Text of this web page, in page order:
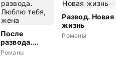
После
развода.
Люблю тебя,
Романы
Развод. Новая
жизнь
Романы